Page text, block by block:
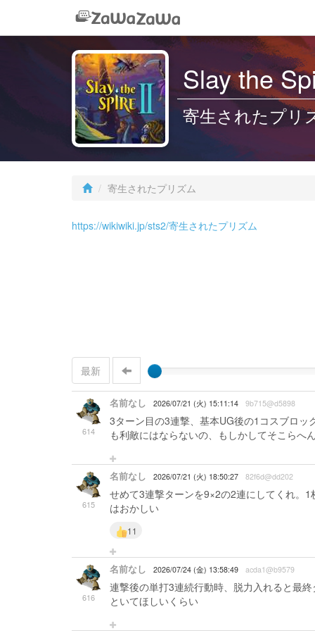
Slay the
寄生されたプリ
寄生されたプリズム
https://wikiwiki.jp/sts2/寄生されたプリズム
最新
614
名前なし 2026/07/21 (火) 15:11:14 9b715@d5898
3ターン目の3連撃、基本UG後の1コスブロ
も利敵にはならないの、もしかしてそこらへ
615
名前なし 2026/07/21 (火) 18:50:27 82f6d@dd202
せめて3連撃ターンを9×2の2連にしてくれ。
はおかしい
11
616
名前なし 2026/07/24 (金) 13:58:49 acda1@b9579
連撃後の単打3連続行動時、脱力入れると最
といてほしいくらい